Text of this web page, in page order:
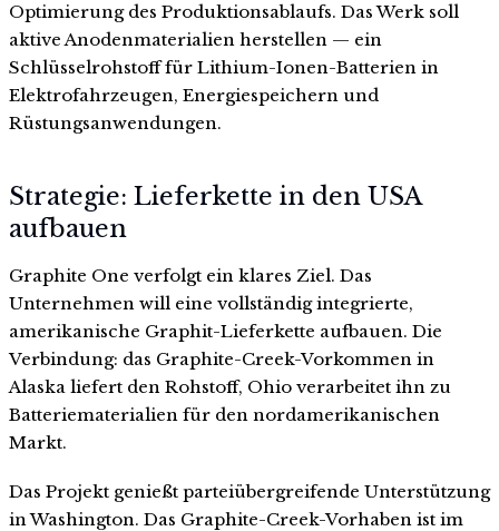
Optimierung des Produktionsablaufs. Das Werk soll
aktive Anodenmaterialien herstellen — ein
Schlüsselrohstoff für Lithium-Ionen-Batterien in
Elektrofahrzeugen, Energiespeichern und
Rüstungsanwendungen.
Strategie: Lieferkette in den USA
aufbauen
Graphite One verfolgt ein klares Ziel. Das
Unternehmen will eine vollständig integrierte,
amerikanische Graphit-Lieferkette aufbauen. Die
Verbindung: das Graphite-Creek-Vorkommen in
Alaska liefert den Rohstoff, Ohio verarbeitet ihn zu
Batteriematerialien für den nordamerikanischen
Markt.
Das Projekt genießt parteiübergreifende Unterstützung
in Washington. Das Graphite-Creek-Vorhaben ist im